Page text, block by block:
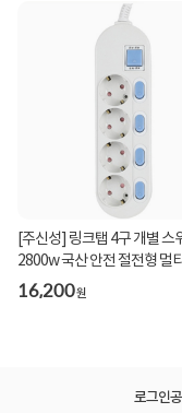
[주신성] 링크탭 4구 개별 스
16,200원
로그인